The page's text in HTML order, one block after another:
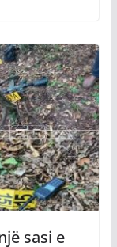
sasi e